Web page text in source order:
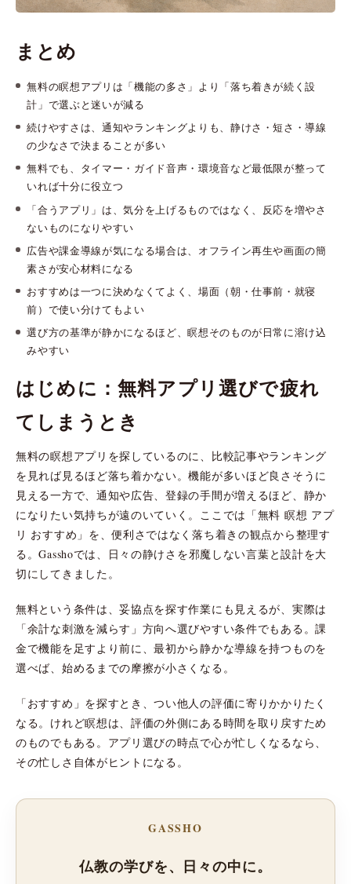
まとめ
無料の瞑想アプリは「機能の多さ」より「落ち着きが続く設
計」で選ぶと迷いが減る
続けやすさは、通知やランキングよりも、静けさ・短さ・導線
の少なさで決まることが多い
無料でも、タイマー・ガイド音声・環境音など最低限が整って
いれば十分に役立つ
「合うアプリ」は、気分を上げるものではなく、反応を増やさ
ないものになりやすい
広告や課金導線が気になる場合は、オフライン再生や画面の簡
素さが安心材料になる
おすすめは一つに決めなくてよく、場面（朝・仕事前・就寝
前）で使い分けてもよい
選び方の基準が静かになるほど、瞑想そのものが日常に溶け込
みやすい
はじめに：無料アプリ選びで疲れ
てしまうとき
無料の瞑想アプリを探しているのに、比較記事やランキング
を見れば見るほど落ち着かない。機能が多いほど良さそうに
見える一方で、通知や広告、登録の手間が増えるほど、静か
になりたい気持ちが遠のいていく。ここでは「無料 瞑想 アプ
リ おすすめ」を、便利さではなく落ち着きの観点から整理す
る。Gasshoでは、日々の静けさを邪魔しない言葉と設計を大
切にしてきました。
無料という条件は、妥協点を探す作業にも見えるが、実際は
「余計な刺激を減らす」方向へ選びやすい条件でもある。課
金で機能を足すより前に、最初から静かな導線を持つものを
選べば、始めるまでの摩擦が小さくなる。
「おすすめ」を探すとき、つい他人の評価に寄りかかりたく
なる。けれど瞑想は、評価の外側にある時間を取り戻すため
のものでもある。アプリ選びの時点で心が忙しくなるなら、
その忙しさ自体がヒントになる。
GASSHO
仏教の学びを、日々の中に。